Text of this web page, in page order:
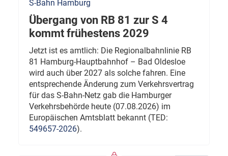
S-Bahn Hamburg
Übergang von RB 81 zur S 4
kommt frühestens 2029
Jetzt ist es amtlich: Die Regionalbahnlinie RB
81 Hamburg-Hauptbahnhof – Bad Oldesloe
wird auch über 2027 als solche fahren. Eine
entsprechende Änderung zum Verkehrsvertrag
für das S-Bahn-Netz gab die Hamburger
Verkehrsbehörde heute (07.08.2026) im
Europäischen Amtsblatt bekannt (TED:
549657-2026).